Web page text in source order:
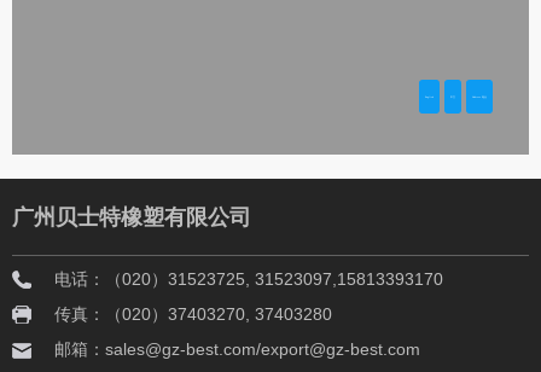
广州贝士特橡塑有限公司
电话：（020）31523725, 31523097,15813393170
传真：（020）37403270, 37403280
邮箱：sales@gz-best.com/export@gz-best.com